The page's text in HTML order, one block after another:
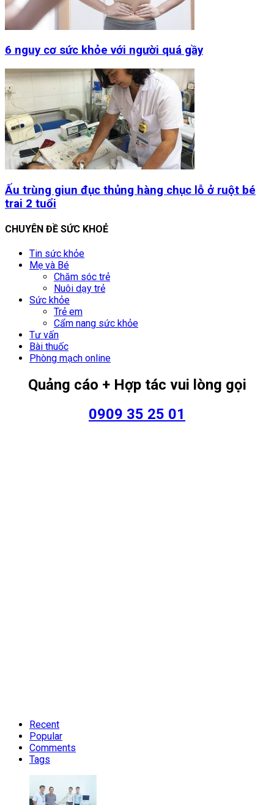
6 nguy cơ sức khỏe với người quá gầy
Ấu trùng giun đục thủng hàng chục lỗ ở ruột bé
trai 2 tuổi
CHUYÊN ĐỀ SỨC KHOẺ
Tin sức khỏe
Mẹ và Bé
Chăm sóc trẻ
Nuôi dạy trẻ
Sức khỏe
Trẻ em
Cẩm nang sức khỏe
Tư vấn
Bài thuốc
Phòng mạch online
Quảng cáo + Hợp tác vui lòng gọi
0909 35 25 01
Recent
Popular
Comments
Tags